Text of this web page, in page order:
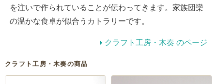
を注いで作られていることが伝わってきます。家族団欒
の温かな食卓が似合うカトラリーです。
クラフト工房・木奏 のページ
クラフト工房・木奏の商品